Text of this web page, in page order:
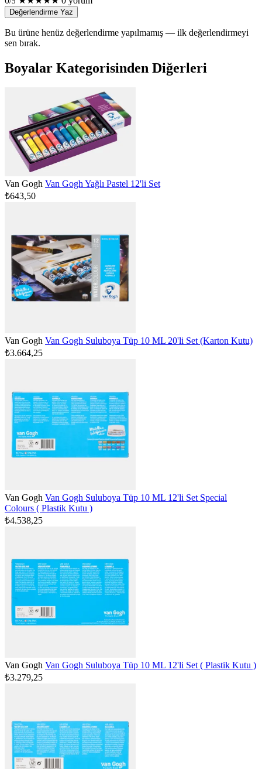
Değerlendirme Yaz
Bu ürüne henüz değerlendirme yapılmamış — ilk değerlendirmeyi
sen bırak.
Boyalar Kategorisinden Diğerleri
Van Gogh Van Gogh Yağlı Pastel 12'li Set
₺643,50
Van Gogh Van Gogh Suluboya Tüp 10 ML 20'li Set (Karton Kutu)
₺3.664,25
Van Gogh Van Gogh Suluboya Tüp 10 ML 12'li Set Special
Colours ( Plastik Kutu )
₺4.538,25
Van Gogh Van Gogh Suluboya Tüp 10 ML 12'li Set ( Plastik Kutu )
₺3.279,25